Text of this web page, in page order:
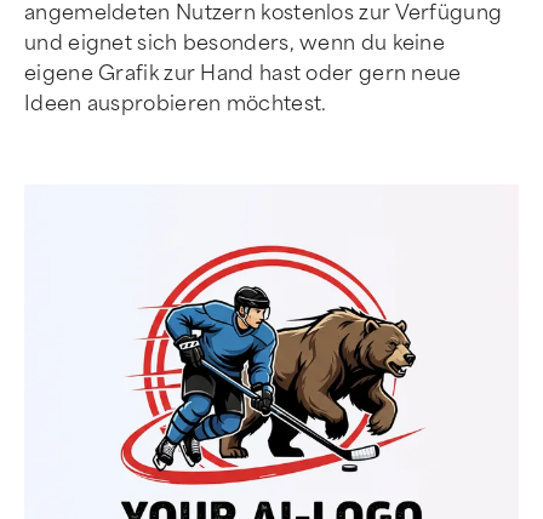
angemeldeten Nutzern kostenlos zur Verfügung
und eignet sich besonders, wenn du keine
eigene Grafik zur Hand hast oder gern neue
Ideen ausprobieren möchtest.